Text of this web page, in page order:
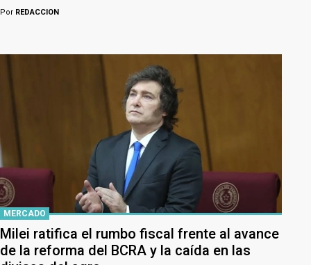
Por REDACCION
MERCADO
Milei ratifica el rumbo fiscal frente al avance
de la reforma del BCRA y la caída en las